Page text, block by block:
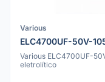
Various
ELC4700UF-50V-
Various ELC4700UF-
eletrolítico